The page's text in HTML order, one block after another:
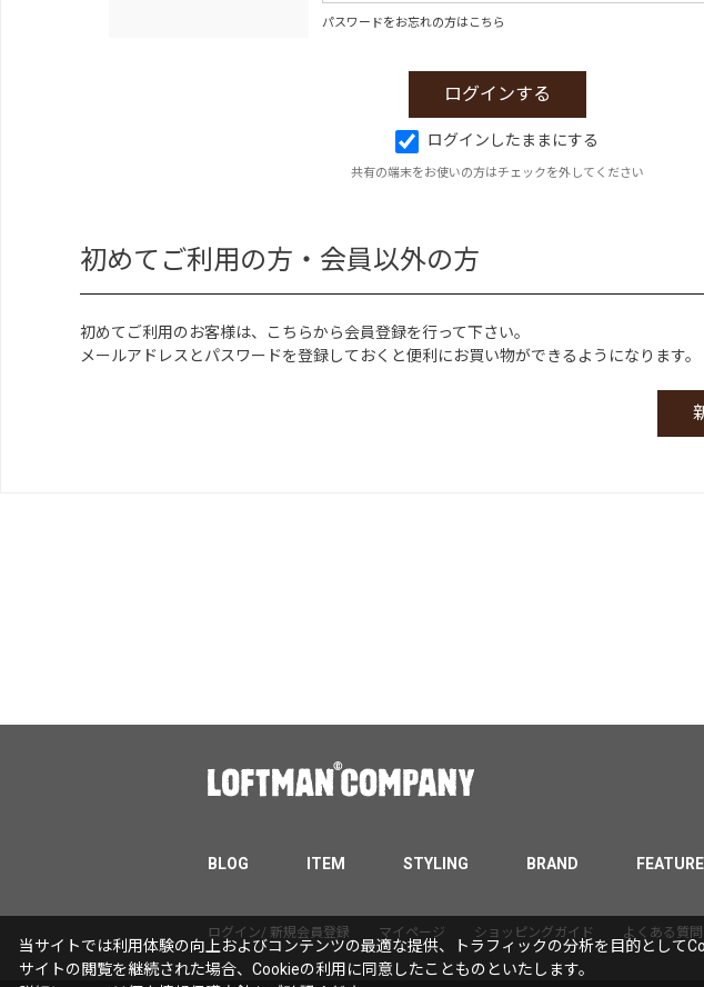
パスワードをお忘れの方はこちら
ログインしたままにする
共有の端末をお使いの方はチェックを外してください
初めてご利用の方・会員以外の方
初めてご利用のお客様は、こちらから会員登録を行って下さい。
メールアドレスとパスワードを登録しておくと便利にお買い物ができるようになります。
BLOG ITEM STYLING BRAND FEATURE
ログイン/ 新規会員登録 マイページ ショッピングガイド よくある質問
当サイトでは利用体験の向上およびコンテンツの最適な提供、トラフィックの分析を目的として
サイトの閲覧を継続された場合、Cookieの利用に同意したことものといたします。